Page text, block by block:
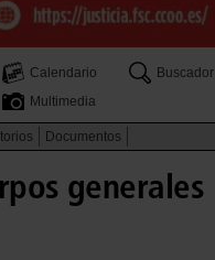
Calendario
Buscador
Multimedia
Documentos
generales